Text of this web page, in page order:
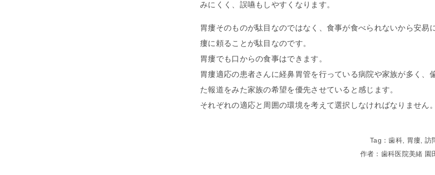
みにくく、誤嚥もしやすくなります。
胃瘻そのものが駄目なのではなく、食事が食べられないから安易
瘻に頼ることが駄目なのです。
胃瘻でも口からの食事はできます。
胃瘻適応の患者さんに経鼻胃管を行っている病院や家族が多く、
た報道をみた家族の希望を優先させていると感じます。
それぞれの適応と周囲の環境を考えて選択しなければなりません。
Tag：歯科, 胃瘻, 訪
作者：歯科医院美緒 園